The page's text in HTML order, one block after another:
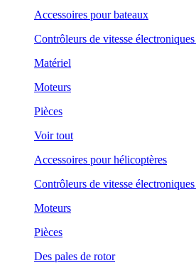
Accessoires pour bateaux
Contrôleurs de vitesse
Matériel
Moteurs
Pièces
Voir tout
Accessoires pour hélicoptères
Contrôleurs de vitesse
Moteurs
Pièces
Des pales de rotor